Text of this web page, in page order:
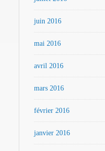
juin 2016
mai 2016
avril 2016
mars 2016
février 2016
janvier 2016